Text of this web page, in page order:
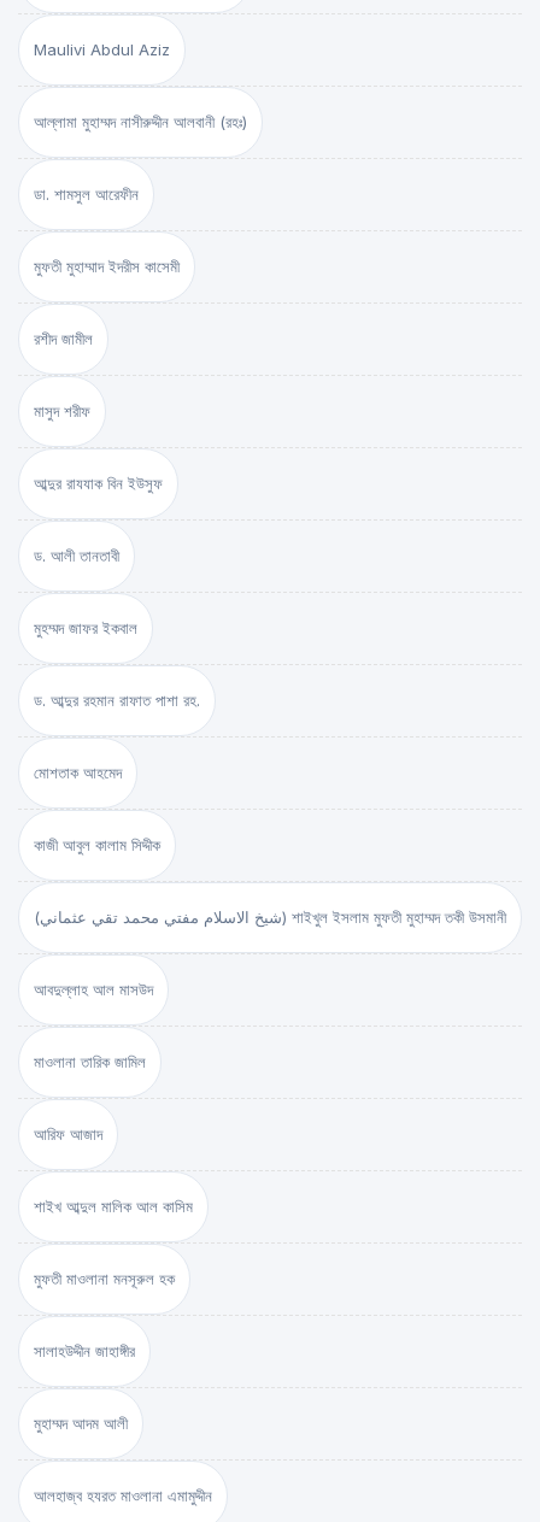
Maulivi Abdul Aziz
আল্লামা মুহাম্মদ নাসীরুদ্দীন আলবানী (রহঃ)
ডা. শামসুল আরেফীন
মুফতী মুহাম্মাদ ইদরীস কাসেমী
রশীদ জামীল
মাসুদ শরীফ
আব্দুর রাযযাক বিন ইউসুফ
ড. আলী তানতাবী
মুহম্মদ জাফর ইকবাল
ড. আব্দুর রহমান রাফাত পাশা রহ.
মোশতাক আহমেদ
কাজী আবুল কালাম সিদ্দীক
(شيخ الاسلام مفتي محمد تقي عثماني) শাইখুল ইসলাম মুফতী মুহাম্মদ তকী উসমানী
আবদুল্লাহ আল মাসউদ
মাওলানা তারিক জামিল
আরিফ আজাদ
শাইখ আব্দুল মালিক আল কাসিম
মুফতী মাওলানা মনসূরুল হক
সালাহউদ্দীন জাহাঙ্গীর
মুহাম্মদ আদম আলী
আলহাজ্ব হযরত মাওলানা এমামুদ্দীন